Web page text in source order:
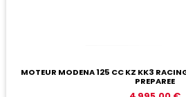
MOTEUR MODENA 125 CC KZ KK3
PREPAREE